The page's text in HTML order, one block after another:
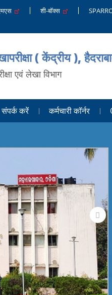
शी-बॉक्स
( केंद्रीय ),
एवं लेखा विभाग
संपर्क करें कर्मचारी कॉर्नर